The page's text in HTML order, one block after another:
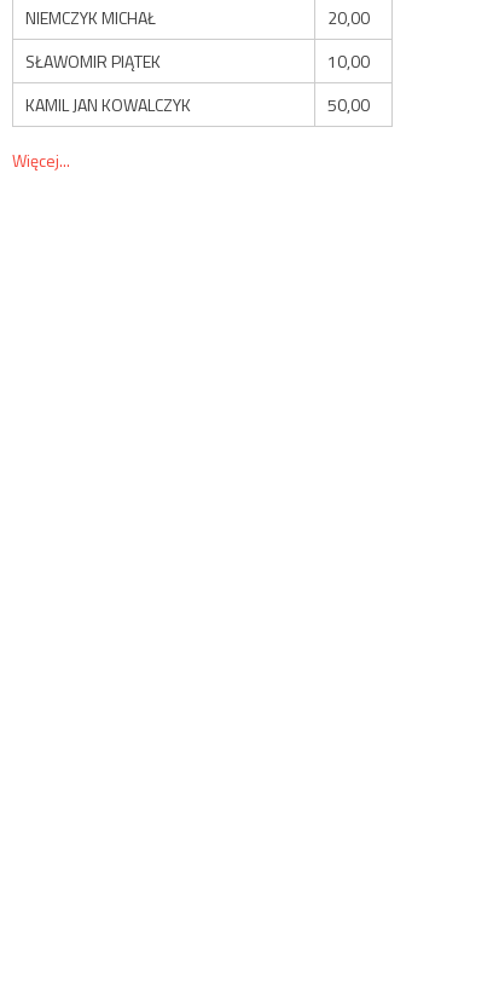
NIEMCZYK MICHAŁ
20,00
SŁAWOMIR PIĄTEK
10,00
KAMIL JAN KOWALCZYK
50,00
Więcej...